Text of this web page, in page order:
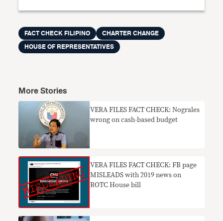
FACT CHECK FILIPINO
CHARTER CHANGE
HOUSE OF REPRESENTATIVES
More Stories
VERA FILES FACT CHECK: Nograles
wrong on cash-based budget
VERA FILES FACT CHECK: FB page
MISLEADS with 2019 news on
ROTC House bill